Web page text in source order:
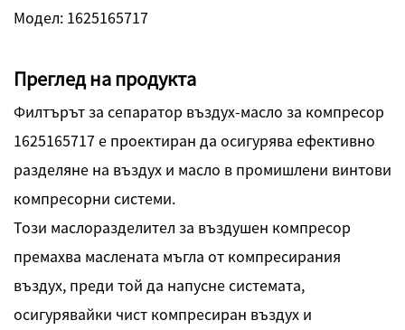
Модел: 1625165717
Преглед на продукта
Филтърът за сепаратор въздух-масло за компресор
1625165717 е проектиран да осигурява ефективно
разделяне на въздух и масло в промишлени винтови
компресорни системи.
Този маслоразделител за въздушен компресор
премахва маслената мъгла от компресирания
въздух, преди той да напусне системата,
осигурявайки чист компресиран въздух и